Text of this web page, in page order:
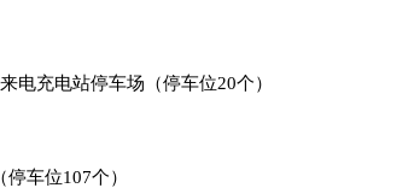
电充电站停车场（停车位20个）
车位107个）